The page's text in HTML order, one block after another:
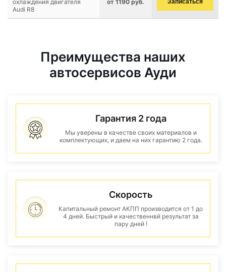
охлаждения двигателя
Audi R8
от 1190 руб. Записаться
Преимущества наших
автосервисов Ауди
Гарантия 2 года
Мы уверены в качестве своих материалов и
комплектующих, и даем на них гарантию 2 года.
Скорость
Капитальный ремонт АКПП производится от 1 до
4 дней. Быстрый и качественнвй результат за
пару дней !